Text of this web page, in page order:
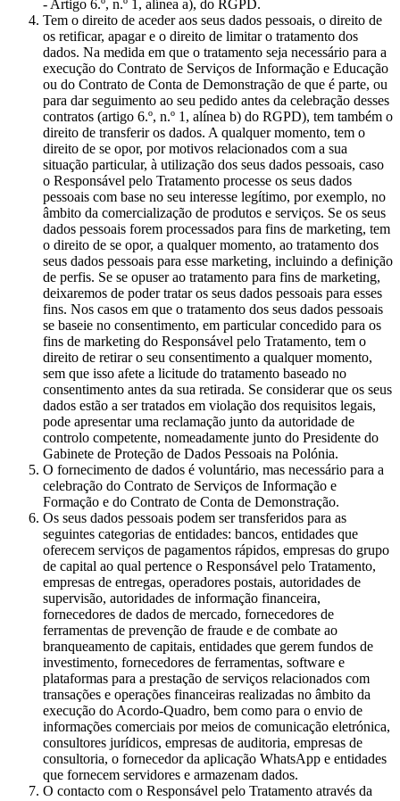
- Artigo 6.º, n.º 1, alínea a), do RGPD.
Tem o direito de aceder aos seus dados pessoais, o direito de
os retificar, apagar e o direito de limitar o tratamento dos
dados. Na medida em que o tratamento seja necessário para a
execução do Contrato de Serviços de Informação e Educação
ou do Contrato de Conta de Demonstração de que é parte, ou
para dar seguimento ao seu pedido antes da celebração desses
contratos (artigo 6.º, n.º 1, alínea b) do RGPD), tem também o
direito de transferir os dados. A qualquer momento, tem o
direito de se opor, por motivos relacionados com a sua
situação particular, à utilização dos seus dados pessoais, caso
o Responsável pelo Tratamento processe os seus dados
pessoais com base no seu interesse legítimo, por exemplo, no
âmbito da comercialização de produtos e serviços. Se os seus
dados pessoais forem processados para fins de marketing, tem
o direito de se opor, a qualquer momento, ao tratamento dos
seus dados pessoais para esse marketing, incluindo a definição
de perfis. Se se opuser ao tratamento para fins de marketing,
deixaremos de poder tratar os seus dados pessoais para esses
fins. Nos casos em que o tratamento dos seus dados pessoais
se baseie no consentimento, em particular concedido para os
fins de marketing do Responsável pelo Tratamento, tem o
direito de retirar o seu consentimento a qualquer momento,
sem que isso afete a licitude do tratamento baseado no
consentimento antes da sua retirada. Se considerar que os seus
dados estão a ser tratados em violação dos requisitos legais,
pode apresentar uma reclamação junto da autoridade de
controlo competente, nomeadamente junto do Presidente do
Gabinete de Proteção de Dados Pessoais na Polónia.
O fornecimento de dados é voluntário, mas necessário para a
celebração do Contrato de Serviços de Informação e
Formação e do Contrato de Conta de Demonstração.
Os seus dados pessoais podem ser transferidos para as
seguintes categorias de entidades: bancos, entidades que
oferecem serviços de pagamentos rápidos, empresas do grupo
de capital ao qual pertence o Responsável pelo Tratamento,
empresas de entregas, operadores postais, autoridades de
supervisão, autoridades de informação financeira,
fornecedores de dados de mercado, fornecedores de
ferramentas de prevenção de fraude e de combate ao
branqueamento de capitais, entidades que gerem fundos de
investimento, fornecedores de ferramentas, software e
plataformas para a prestação de serviços relacionados com
transações e operações financeiras realizadas no âmbito da
execução do Acordo-Quadro, bem como para o envio de
informações comerciais por meios de comunicação eletrónica,
consultores jurídicos, empresas de auditoria, empresas de
consultoria, o fornecedor da aplicação WhatsApp e entidades
que fornecem servidores e armazenam dados.
O contacto com o Responsável pelo Tratamento através da